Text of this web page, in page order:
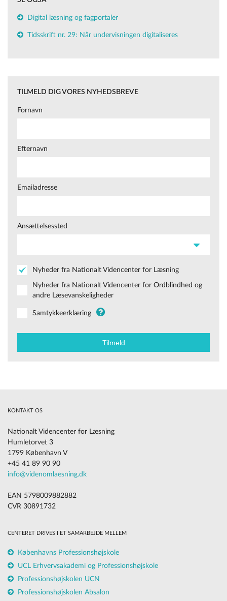
Digital læsning og fagportaler
Tidsskrift nr. 29: Når undervisningen digitaliseres
TILMELD DIG VORES NYHEDSBREVE
Fornavn
Efternavn
Emailadresse
Ansættelsessted
Nyheder fra Nationalt Videncenter for Læsning
Nyheder fra Nationalt Videncenter for Ordblindhed og
andre Læsevanskeligheder
Samtykkeerklæring
KONTAKT OS
Nationalt Videncenter for Læsning
Humletorvet 3
1799 København V
+45 41 89 90 90
info@videnomlaesning.dk
EAN 5798009882882
CVR 30891732
CENTERET DRIVES I ET SAMARBEJDE MELLEM
Københavns Professionshøjskole
UCL Erhvervsakademi og Professionshøjskole
Professionshøjskolen UCN
Professionshøjskolen Absalon